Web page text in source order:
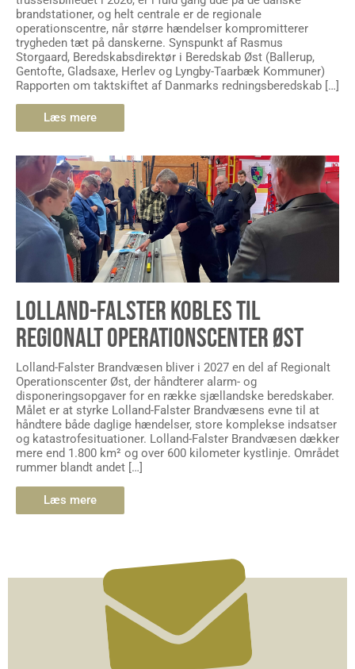
brandstationer, og helt centrale er de regionale
operationscentre, når større hændelser kompromitterer
trygheden tæt på danskerne. Synspunkt af Rasmus
Storgaard, Beredskabsdirektør i Beredskab Øst (Ballerup,
Gentofte, Gladsaxe, Herlev og Lyngby-Taarbæk Kommuner)
Rapporten om taktskiftet af Danmarks redningsberedskab […]
Læs mere
LOLLAND-FALSTER KOBLES TIL
REGIONALT OPERATIONSCENTER ØST
Lolland-Falster Brandvæsen bliver i 2027 en del af Regionalt
Operationscenter Øst, der håndterer alarm- og
disponeringsopgaver for en række sjællandske beredskaber.
Målet er at styrke Lolland-Falster Brandvæsens evne til at
håndtere både daglige hændelser, store komplekse indsatser
og katastrofesituationer. Lolland-Falster Brandvæsen dækker
mere end 1.800 km² og over 600 kilometer kystlinje. Området
rummer blandt andet […]
Læs mere